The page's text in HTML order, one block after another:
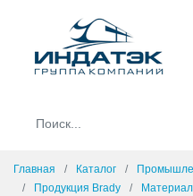
Главная Каталог
Продукция Brady